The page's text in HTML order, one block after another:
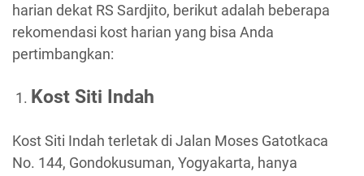
harian dekat RS Sardjito, berikut adalah beberapa
rekomendasi kost harian yang bisa Anda
pertimbangkan:
Kost Siti Indah
Kost Siti Indah terletak di Jalan Moses Gatotkaca
No. 144, Gondokusuman, Yogyakarta, hanya